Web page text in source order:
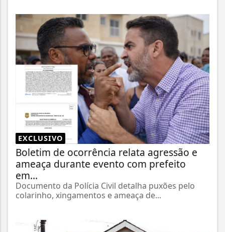
EXCLUSIVO
Boletim de ocorrência relata agressão e
ameaça durante evento com prefeito
em...
Documento da Polícia Civil detalha puxões pelo
colarinho, xingamentos e ameaça de...